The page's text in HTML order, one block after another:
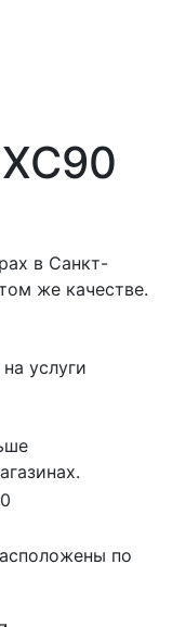
в Санкт-
же качестве.
услуги
по